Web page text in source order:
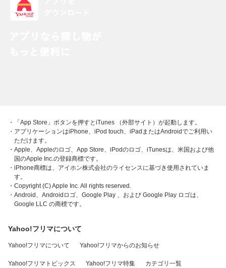
・「App Store」ボタンを押すとiTunes （外部サイト）が起動します。
・アプリケーションはiPhone、iPod touch、iPadまたはAndroidでご利用い
ただけます。
・Apple、Appleのロゴ、App Store、iPodのロゴ、iTunesは、米国および他
国のApple Inc.の登録商標です。
・iPhone商標は、アイホン株式会社のライセンスに基づき使用されていま
す。
・Copyright (C) Apple Inc. All rights reserved.
・Android、Androidロゴ、Google Play 、および Google Play ロゴは、
Google LLC の商標です。
Yahoo!フリマについて
Yahoo!フリマについて Yahoo!フリマからのお知らせ
Yahoo!フリマトピックス Yahoo!フリマ特集 カテゴリ一覧